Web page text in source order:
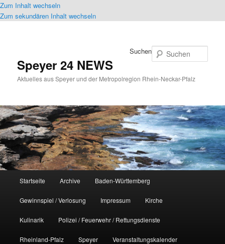
Zum Inhalt wechseln
Zum sekundären Inhalt wechseln
Speyer 24 NEWS
Aktuelles aus Speyer und der Metropolregion Rhein-Neckar-Pfalz
Suchen
Startseite Archive Baden-Württemberg
Gewinnspiel / Verlosung Impressum Kirche
Kulinarik Polizei / Feuerwehr / Rettungsdienste
Rheinland-Pfalz Speyer Veranstaltungskalender